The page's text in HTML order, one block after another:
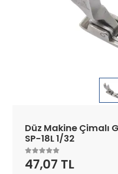
Düz Makine Çimalı
SP-18L 1/32
47,07 TL